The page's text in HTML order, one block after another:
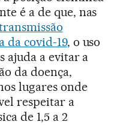
é a de que, nas
da covid-19, o uso
ajuda a evitar a
da doença,
lugares onde
respeitar a
de 1,5 a 2